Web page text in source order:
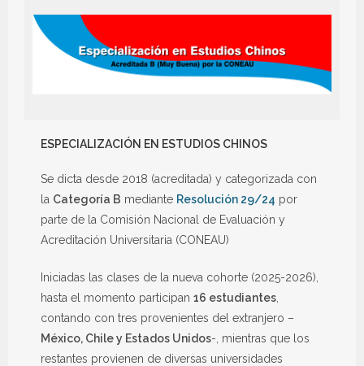
ESPECIALIZACIÓN EN ESTUDIOS CHINOS
Se dicta desde 2018 (acreditada) y categorizada con
la Categoría B mediante Resolución 29/24 por
parte de la Comisión Nacional de Evaluación y
Acreditación Universitaria (CONEAU)
Iniciadas las clases de la nueva cohorte (2025-2026),
hasta el momento participan 16 estudiantes
contando con tres provenientes del extranjero –
México, Chile y Estados Unidos-, mientras que los
restantes provienen de diversas universidades